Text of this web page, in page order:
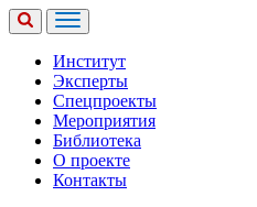
Институт
Эксперты
Спецпроекты
Мероприятия
Библиотека
О проекте
Контакты